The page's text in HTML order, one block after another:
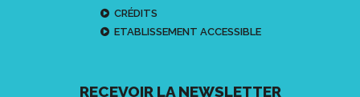
CRÉDITS
ETABLISSEMENT ACCESSIBLE
RECEVOIR LA NEWSLETTER